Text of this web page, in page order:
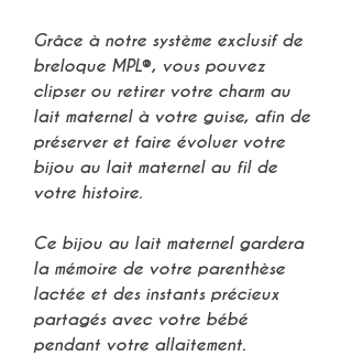
Grâce à notre système exclusif de
breloque MPL®, vous pouvez
clipser ou retirer votre charm au
lait maternelà votre guise, afin de
préserver et faire évoluer votre
bijou au lait maternelau fil de
votre histoire.
Ce bijou au lait maternelgardera
la mémoire de votre parenthèse
lactée et des instants précieux
partagés avec votre bébé
pendant votre allaitement.